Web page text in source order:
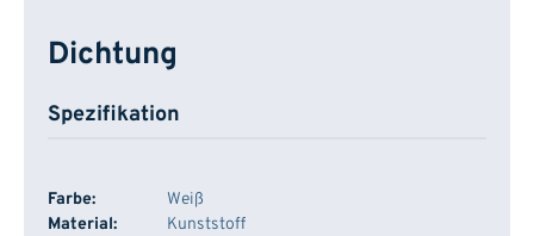
Dichtung
Spezifikation
Farbe:
Weiß
Material:
Kunststoff